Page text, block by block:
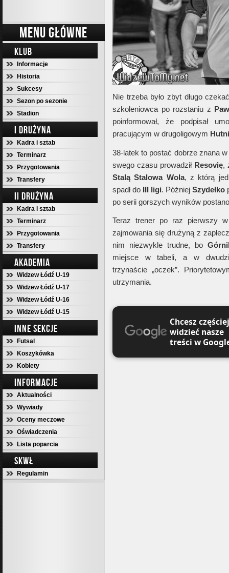
MENU GŁÓWNE
KLUB
Informacje
Historia
Sukcesy
Sezon po sezonie
Stadion
I DRUŻYNA
Kadra i sztab
Terminarz
Przygotowania
Transfery
II DRUŻYNA
Kadra i sztab
Terminarz
Przygotowania
Transfery
AKADEMIA
Widzew Łódź U-19
Widzew Łódź U-17
Widzew Łódź U-16
Widzew Łódź U-15
INNE SEKCJE
Futsal
Koszykówka
Kobiety
INFORMACJE
Aktualności
Wywiady
Oceny meczowe
Oświadczenia
Lista poparcia
SKWŁ
Regulamin
Nie trzeba było zbyt długo
szkoleniowca po rozstaniu z
poinformował, że podpisał
pracującym w drugoligowym
38-latek to postać dobrze znana
swego czasu prowadził Resovię,
Stalą Stalowa Wola, z którą
spadł do III ligi. Później Szydełko
po serii gorszych wyników
Teraz trener po raz pierwszy
zajmowania się drużyną z
nim niezwykle trudne, bo
miejsce w tabeli, a w
trzynaście „oczek”.
utrzymania.
Chcesz częściej
widzieć nasze
treści w